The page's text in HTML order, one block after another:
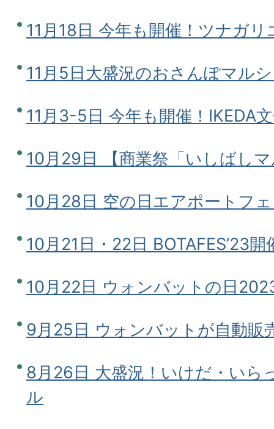
11月18日 今年も開催！ツナガ
11月5日大盛況のおさんぽマル
11月3-5日 今年も開催！IKEDA
10月29日 【商業祭「いしばし
10月28日 空の日エアポートフ
10月21日・22日 BOTAFES’23
10月22日 ウォンバットの日
9月25日 ウォンバットが自動販
8月26日 大盛況！いけだ・いら
ル